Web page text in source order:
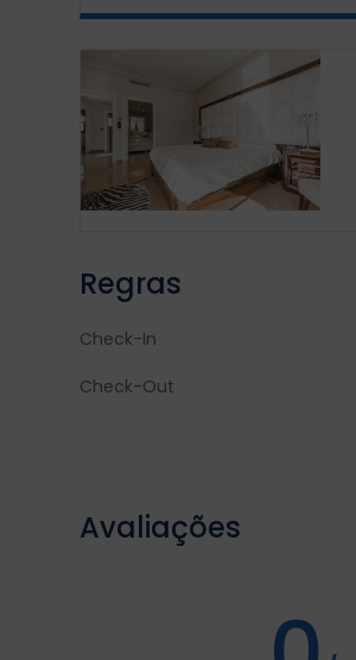
Regras
Check-In
Check-Out
Avaliações